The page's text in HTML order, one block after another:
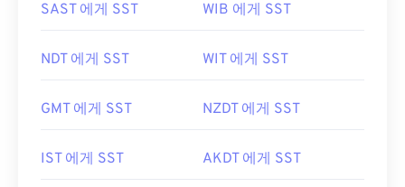
SAST 에게 SST WIB 에게 SST
NDT 에게 SST WIT 에게 SST
GMT 에게 SST NZDT 에게 SST
IST 에게 SST AKDT 에게 SST